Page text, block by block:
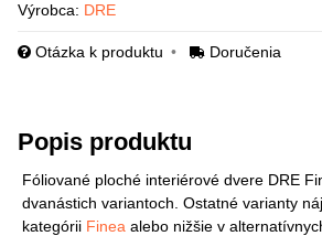
Výrobca: DRE
Otázka k produktu Doručenia
Popis produktu
Fóliované ploché interiérové dvere DRE
dvanástich variantoch. Ostatné varianty
kategórii Finea alebo nižšie v